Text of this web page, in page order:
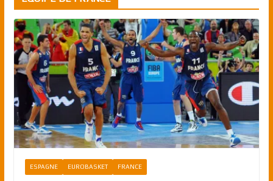
ESPAGNE EUROBASKET FRANCE